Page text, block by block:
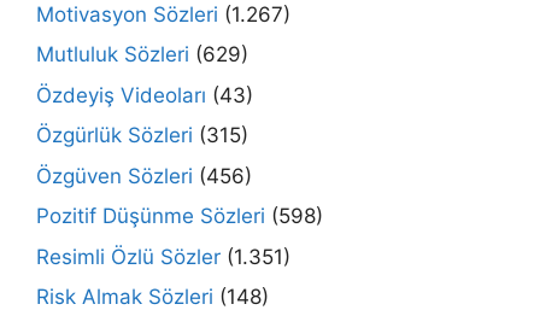
Motivasyon Sözleri (1.267)
Mutluluk Sözleri (629)
Özdeyiş Videoları (43)
Özgürlük Sözleri (315)
Özgüven Sözleri (456)
Pozitif Düşünme Sözleri (598)
Resimli Özlü Sözler (1.351)
Risk Almak Sözleri (148)